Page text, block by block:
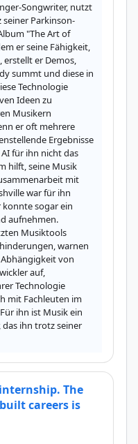
Songwriter, nutzt
Parkinson-
"The Art of
er seine Fähigkeit,
erstellt er Demos,
summt und diese in
Technologie
Ideen zu
Musikern
er oft mehrere
Ergebnisse
für ihn nicht das
hilft, seine Musik
mit
war für ihn
sogar ein
aufnehmen.
Musiktools
warnen
von
auf,
Technologie
mit Fachleuten im
ihn ist Musik ein
das ihn trotz seiner
The
careers is